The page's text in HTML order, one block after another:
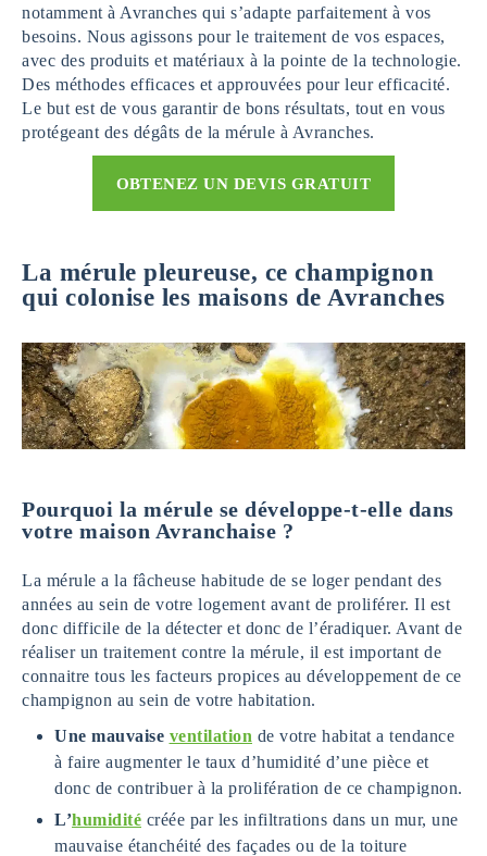
notamment à Avranches qui s’adapte parfaitement à vos
besoins. Nous agissons pour le traitement de vos espaces,
avec des produits et matériaux à la pointe de la technologie.
Des méthodes efficaces et approuvées pour leur efficacité.
Le but est de vous garantir de bons résultats, tout en vous
protégeant des dégâts de la mérule à Avranches.
OBTENEZ UN DEVIS GRATUIT
La mérule pleureuse, ce champignon
qui colonise les maisons de Avranches
Pourquoi la mérule se développe-t-elle dans
votre maison Avranchaise ?
La mérule a la fâcheuse habitude de se loger pendant des
années au sein de votre logement avant de proliférer. Il est
donc difficile de la détecter et donc de l’éradiquer. Avant de
réaliser un traitement contre la mérule, il est important de
connaitre tous les facteurs propices au développement de ce
champignon au sein de votre habitation.
Une mauvaise ventilation de votre habitat a tendance
à faire augmenter le taux d’humidité d’une pièce et
donc de contribuer à la prolifération de ce champignon.
L’humidité créée par les infiltrations dans un mur, une
mauvaise étanchéité des façades ou de la toiture